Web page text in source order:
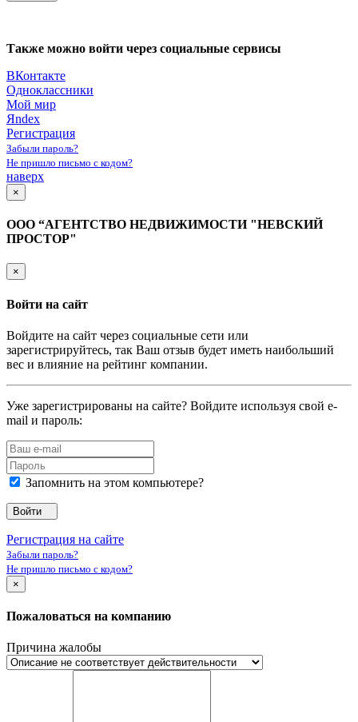
Также можно войти через социальные сервисы
ВКонтакте
Одноклассники
Мой мир
Яndex
Регистрация
Забыли пароль?
Не пришло письмо с кодом?
наверх
×
ООО “АГЕНТСТВО НЕДВИЖИМОСТИ "НЕВСКИЙ
ПРОСТОР"
×
Войти на сайт
Войдите на сайт через социальные сети или
зарегистрируйтесь, так Ваш отзыв будет иметь наибольший
вес и влияние на рейтинг компании.
Уже зарегистрированы на сайте? Войдите используя свой e-
mail и пароль:
Запомнить на этом компьютере?
Войти
Регистрация на сайте
Забыли пароль?
Не пришло письмо с кодом?
×
Пожаловаться на компанию
Причина жалобы